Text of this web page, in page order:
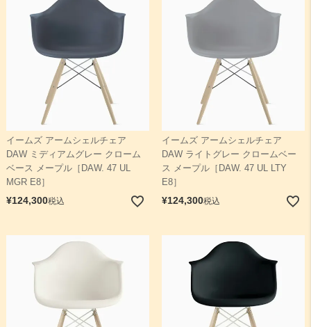
イームズ アームシェルチェア
DAW ミディアムグレー クローム
ベース メープル［DAW. 47 UL
MGR E8］
¥124,300税込
イームズ アームシェルチェア
DAW ライトグレー クロームベー
ス メープル［DAW. 47 UL LTY
E8］
¥124,300税込